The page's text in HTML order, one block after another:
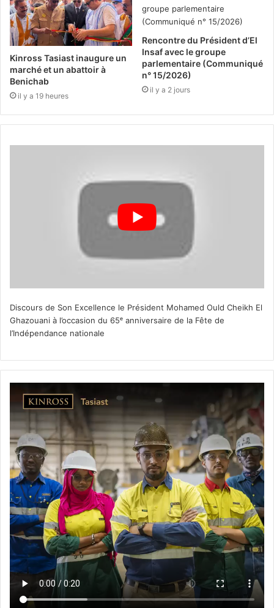
Kinross Tasiast inaugure un
marché et un abattoir à
Benichab
il y a 19 heures
Rencontre du Président d’El
Insaf avec le groupe
parlementaire (Communiqué
n° 15/2026)
il y a 2 jours
Discours de Son Excellence le Président Mohamed Ould Cheikh El
Ghazouani à l’occasion du 65ᵉ anniversaire de la Fête de
l’Indépendance nationale